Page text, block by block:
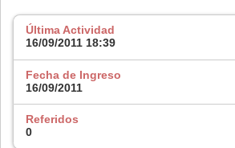
Última Actividad
16/09/2011 18:39
Fecha de Ingreso
16/09/2011
Referidos
0